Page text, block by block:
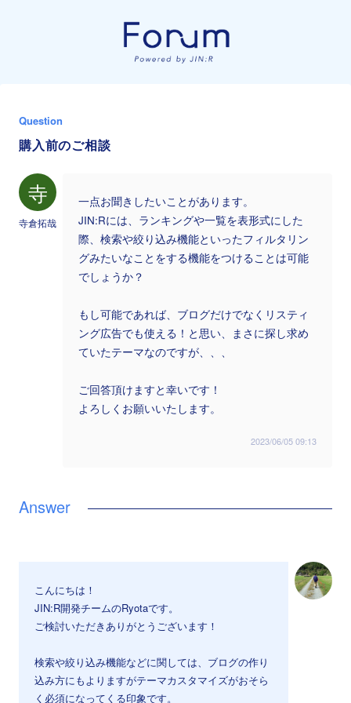
Question
購入前のご相談
寺
寺倉拓哉
一点お聞きしたいことがあります。
JIN:Rには、ランキングや一覧を表形式にした
際、検索や絞り込み機能といったフィルタリン
グみたいなことをする機能をつけることは可能
でしょうか？
もし可能であれば、ブログだけでなくリスティ
ング広告でも使える！と思い、まさに探し求め
ていたテーマなのですが、、、
ご回答頂けますと幸いです！
よろしくお願いいたします。
2023/06/05 09:13
こんにちは！
JIN:R開発チームのRyotaです。
ご検討いただきありがとうございます！
検索や絞り込み機能などに関しては、ブログの作り
込み方にもよりますがテーマカスタマイズがおそら
く必須になってくる印象です。